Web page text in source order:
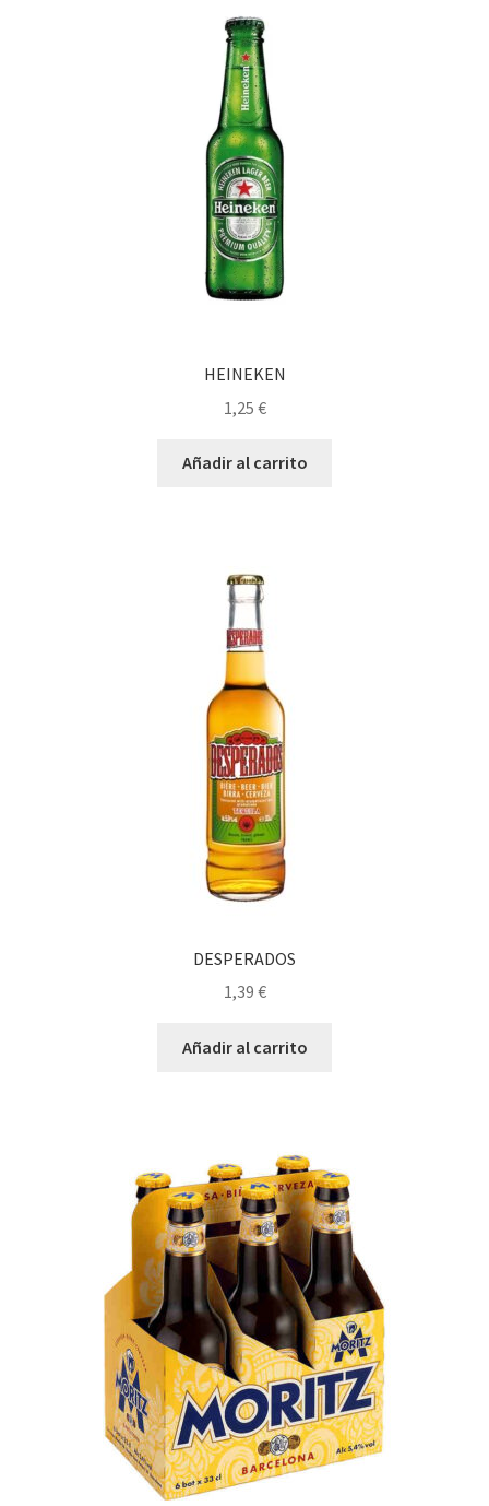
HEINEKEN
1,25 €
Añadir al carrito
DESPERADOS
1,39 €
Añadir al carrito